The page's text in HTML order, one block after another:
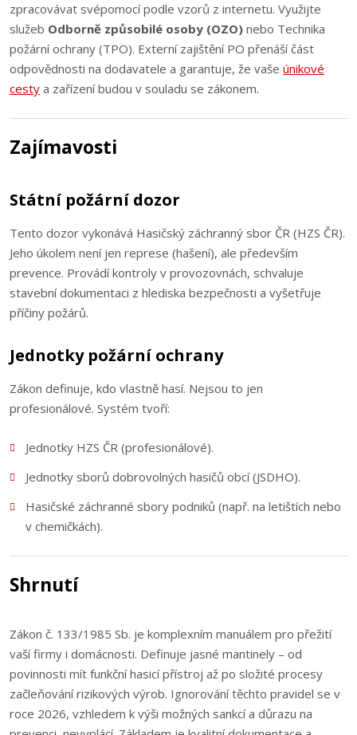
zpracovávat svépomocí podle vzorů z internetu. Využijte
služeb Odborně způsobilé osoby (OZO) nebo Technika
požární ochrany (TPO). Externí zajištění PO přenáší část
odpovědnosti na dodavatele a garantuje, že vaše únikové
cesty a zařízení budou v souladu se zákonem.
Zajímavosti
Státní požární dozor
Tento dozor vykonává Hasičský záchranný sbor ČR (HZS ČR).
Jeho úkolem není jen represe (hašení), ale především
prevence. Provádí kontroly v provozovnách, schvaluje
stavební dokumentaci z hlediska bezpečnosti a vyšetřuje
příčiny požárů.
Jednotky požární ochrany
Zákon definuje, kdo vlastně hasí. Nejsou to jen
profesionálové. Systém tvoří:
Jednotky HZS ČR (profesionálové).
Jednotky sborů dobrovolných hasičů obcí (JSDHO).
Hasičské záchranné sbory podniků (např. na letištích nebo
v chemičkách).
Shrnutí
Zákon č. 133/1985 Sb. je komplexním manuálem pro přežití
vaší firmy i domácnosti. Definuje jasné mantinely – od
povinnosti mít funkční hasicí přístroj až po složité procesy
začleňování rizikových výrob. Ignorování těchto pravidel se v
roce 2026, vzhledem k výši možných sankcí a důrazu na